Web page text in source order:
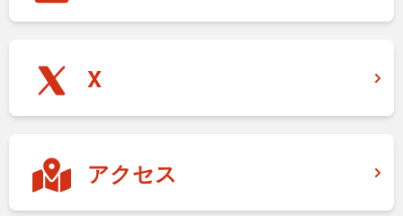
X
アクセス